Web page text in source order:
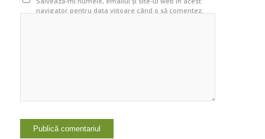
navigator pentru data viitoare când o să comentez.